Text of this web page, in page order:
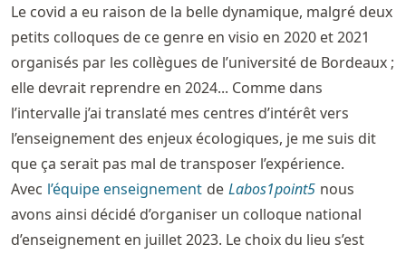
Le covid a eu raison de la belle dynamique, malgré deux
petits colloques de ce genre en visio en 2020 et 2021
organisés par les collègues de l’université de Bordeaux ;
elle devrait reprendre en 2024... Comme dans
l’intervalle j’ai translaté mes centres d’intérêt vers
l’enseignement des enjeux écologiques, je me suis dit
que ça serait pas mal de transposer l’expérience.
Avec l’équipe enseignement de Labos1point5 nous
avons ainsi décidé d’organiser un colloque national
d’enseignement en juillet 2023. Le choix du lieu s’est